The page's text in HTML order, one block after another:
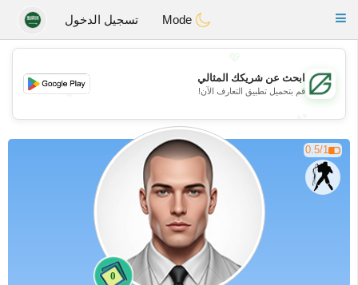
GulfDating
Toggle
تسجيل الدخول
💖
💕
ابحث عن شريكك المثالي
قم بتحميل تطبيق التعارف الآن!
0.5/1
0